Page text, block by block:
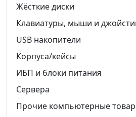
Жёсткие диски
Клавиатуры, мыши и
USB накопители
Корпуса/кейсы
ИБП и блоки питания
Сервера
Прочие компьютерные